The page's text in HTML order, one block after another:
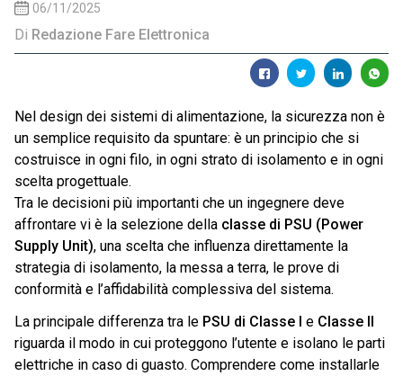
06/11/2025
Di Redazione Fare Elettronica
Nel design dei sistemi di alimentazione, la sicurezza non è
un semplice requisito da spuntare: è un principio che si
costruisce in ogni filo, in ogni strato di isolamento e in ogni
scelta progettuale.
Tra le decisioni più importanti che un ingegnere deve
affrontare vi è la selezione della classe di PSU (Power
Supply Unit), una scelta che influenza direttamente la
strategia di isolamento, la messa a terra, le prove di
conformità e l’affidabilità complessiva del sistema.
La principale differenza tra le PSU di Classe I e Classe II
riguarda il modo in cui proteggono l’utente e isolano le parti
elettriche in caso di guasto. Comprendere come installarle